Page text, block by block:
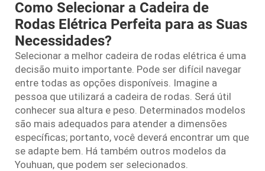
Como Selecionar a Cadeira de
Rodas Elétrica Perfeita para as Suas
Necessidades?
Selecionar a melhor cadeira de rodas elétrica é uma
decisão muito importante. Pode ser difícil navegar
entre todas as opções disponíveis. Imagine a
pessoa que utilizará a cadeira de rodas. Será útil
conhecer sua altura e peso. Determinados modelos
são mais adequados para atender a dimensões
específicas; portanto, você deverá encontrar um que
se adapte bem. Há também outros modelos da
Youhuan, que podem ser selecionados.